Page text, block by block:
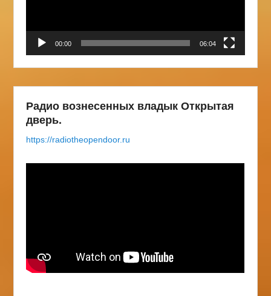
00:00 06:04
Радио вознесенных владык Открытая
дверь.
https://radiotheopendoor.ru